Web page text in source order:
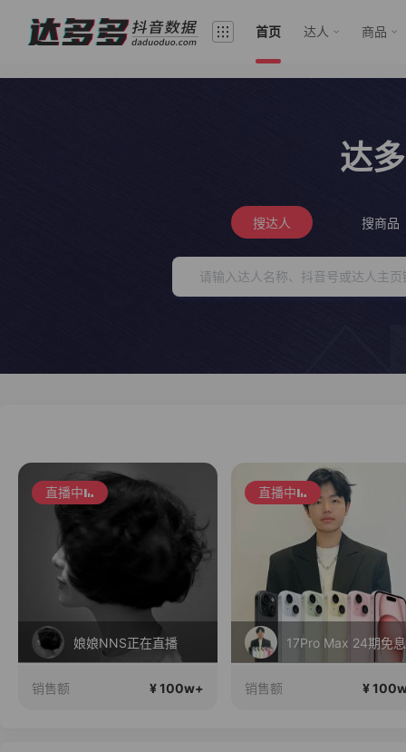
首页 达人 商品
达
搜达人 搜商品
直播中
娘娘NNS正在直播
销售额 ¥ 100w+
直播中
17Pro Max 24期免息
销售额 ¥